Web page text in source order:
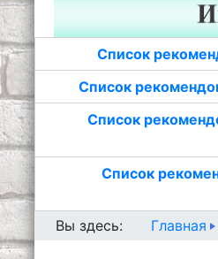
Список
Список
Список
Список
Вы здесь:
Главная